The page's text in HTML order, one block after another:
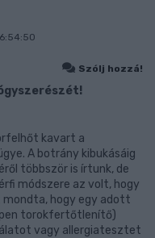
Szólj hozzá!
kavart a
A botrány kibukásáig
többször is írtunk, de
módszere az volt, hogy
mondta, hogy egy adott
torokfertőtlenítő)
vagy allergiatesztet